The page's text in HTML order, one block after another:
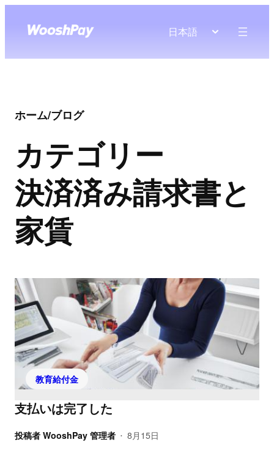
日本語
ホーム/ブログ
カテゴリー
決済済み請求書と
家賃
教育給付金
支払いは完了した
投稿者 WooshPay 管理者 • 8月15日